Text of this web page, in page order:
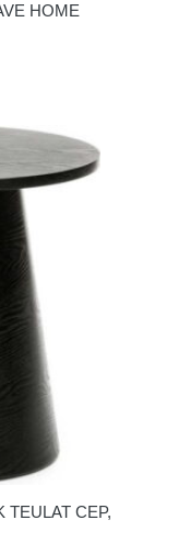
HOME
TEULAT CEP,